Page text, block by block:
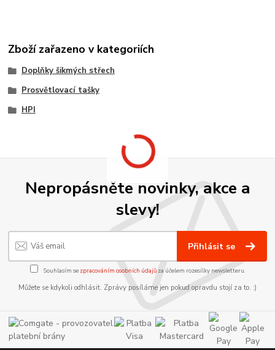
Zboží zařazeno v kategoriích
Doplňky šikmých střech
Prosvětlovací tašky
HPI
Nepropásněte novinky, akce a
slevy!
Přihlásit se
Souhlasím se zpracováním osobních údajůza účelem rozesílky newsletteru.
Můžete se kdykoli odhlásit. Zprávy posíláme jen pokud opravdu stojí za to. :)